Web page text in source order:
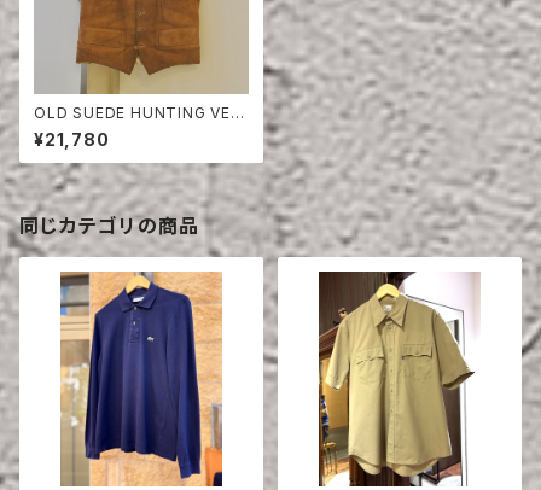
OLD SUEDE HUNTING VES
T
¥21,780
同じカテゴリの商品